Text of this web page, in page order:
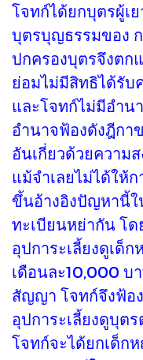
โจทก์ได้ยกบุตรผู้เ
บุตรบุญธรรมของ
ปกครองบุตรจึงตก
ย่อมไม่มีสิทธิได้รับ
และโจทก์ไม่มีอำน
อำนาจฟ้องดังฎีกา
อันเกี่ยวด้วยความ
แม้จำเลยไม่ได้ให้
ขึ้นอ้างอิงปัญหานี้ใ
ทะเบียนหย่ากัน โด
อุปการะเลี้ยงดูเด็
เดือนละ10,000 บ
สัญญา โจทก์จึงฟ้อ
อุปการะเลี้ยงดูบุต
โจทก์จะได้ยกเด็ก